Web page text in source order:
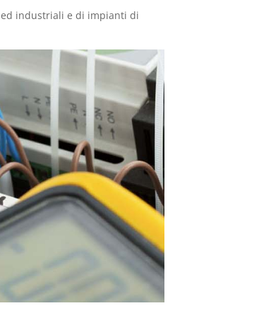
ed industriali e di impianti di